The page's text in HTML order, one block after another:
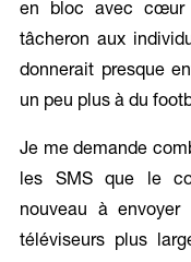
en bloc avec cœur
tâcheron aux
donnerait presque
un peu plus à du
Je me demande
les SMS que le
nouveau à
téléviseurs plus